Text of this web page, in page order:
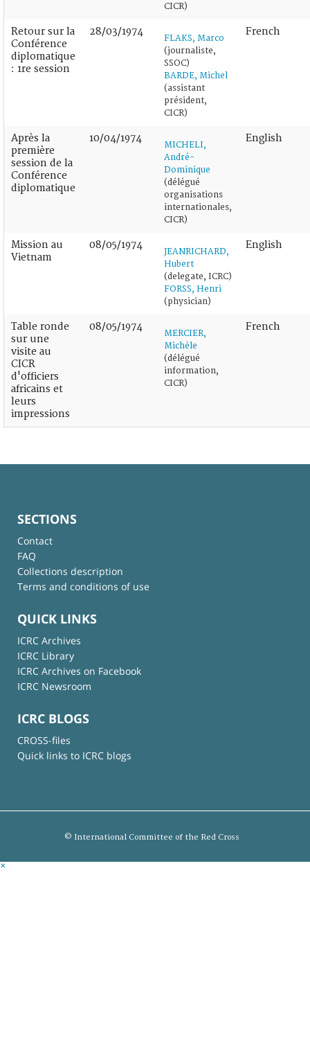
CICR)
Retour sur la
Conférence
diplomatique
: 1re session
28/03/1974
FLAKS, Marco
(journaliste,
SSOC)
BARDE, Michel
(assistant
président,
CICR)
French
Après la
première
session de la
Conférence
diplomatique
10/04/1974
MICHELI,
André-
Dominique
(délégué
organisations
internationales,
CICR)
English
Mission au
Vietnam
08/05/1974
JEANRICHARD,
Hubert
(delegate, ICRC)
FORSS, Henri
(physician)
English
Table ronde
sur une
visite au
CICR
d'officiers
africains et
leurs
impressions
08/05/1974
MERCIER,
Michèle
(délégué
information,
CICR)
French
SECTIONS
Contact
FAQ
Collections description
Terms and conditions of use
QUICK LINKS
ICRC Archives
ICRC Library
ICRC Archives on Facebook
ICRC Newsroom
ICRC BLOGS
CROSS-files
Quick links to ICRC blogs
© International Committee of the Red Cross
×